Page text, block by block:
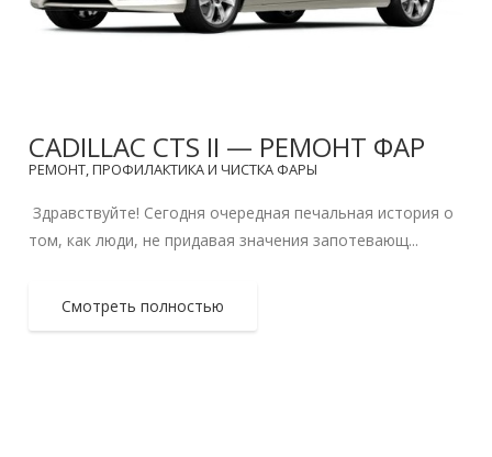
CADILLAC CTS II — РЕМОНТ ФАР
РЕМОНТ, ПРОФИЛАКТИКА И ЧИСТКА ФАРЫ
Здравствуйте! Сегодня очередная печальная история о
том, как люди, не придавая значения запотевающ...
Смотреть полностью